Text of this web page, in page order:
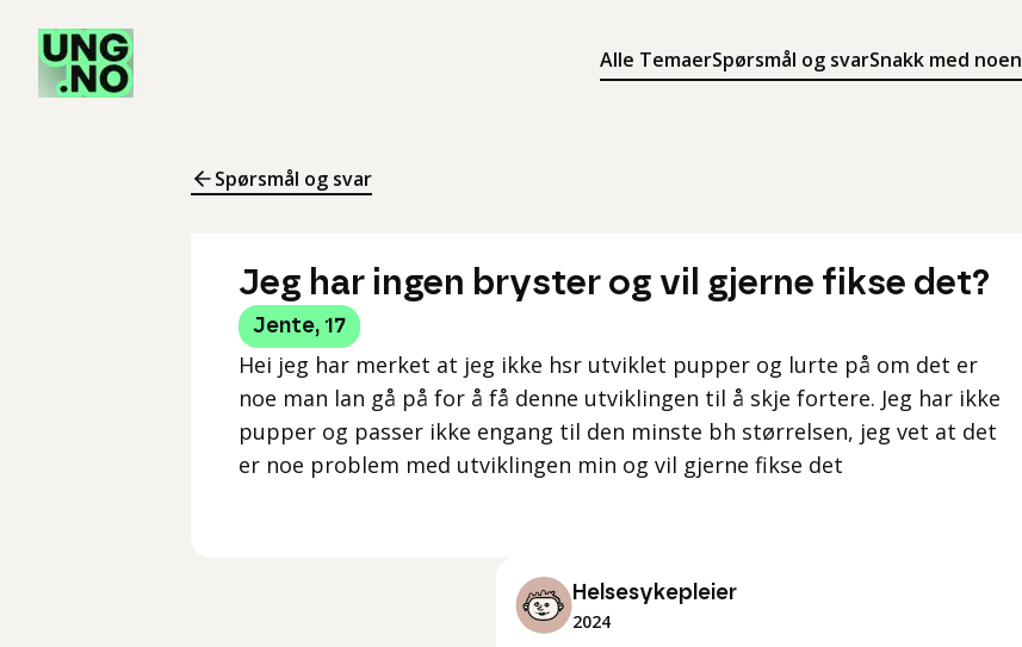
Alle TemaerSpørsmål og svarSnakk med noen
Søk
Meny
Spørsmål og svar
Jeg har ingen bryster og vil gjerne fikse det?
Jente, 17
Hei jeg har merket at jeg ikke hsr utviklet pupper og lurte på om det er
noe man lan gå på for å få denne utviklingen til å skje fortere. Jeg har ikke
pupper og passer ikke engang til den minste bh størrelsen, jeg vet at det
er noe problem med utviklingen min og vil gjerne fikse det
Helsesykepleier
2024